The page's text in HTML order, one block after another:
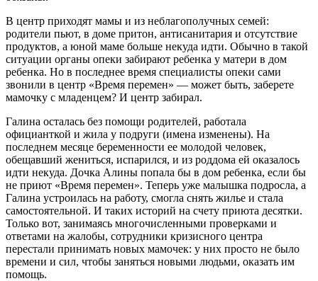
В центр приходят мамы и из неблагополучных семей:
родители пьют, в доме притон, антисанитария и отсутствие
продуктов, а юной маме больше некуда идти. Обычно в такой
ситуации органы опеки забирают ребенка у матери в дом
ребенка. Но в последнее время специалисты опеки сами
звонили в центр «Время перемен» — может быть, заберете
мамочку с младенцем? И центр забирал.
Галина осталась без помощи родителей, работала
официанткой и жила у подруги (имена изменены). На
последнем месяце беременности ее молодой человек,
обещавший жениться, испарился, и из роддома ей оказалось
идти некуда. Дочка Алины попала бы в дом ребенка, если бы
не приют «Время перемен». Теперь уже малышка подросла, а
Галина устроилась на работу, смогла снять жилье и стала
самостоятельной. И таких историй на счету приюта десятки.
Только вот, занимаясь многочисленными проверками и
ответами на жалобы, сотрудники кризисного центра
перестали принимать новых мамочек: у них просто не было
времени и сил, чтобы заняться новыми людьми, оказать им
помощь.